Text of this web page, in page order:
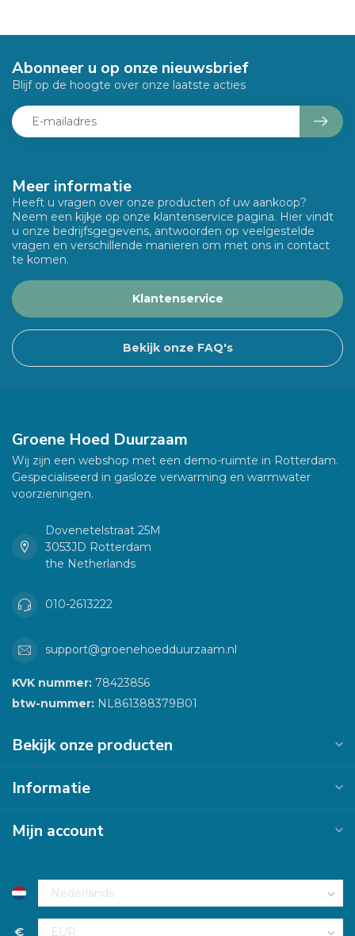
Meer informatie
Heeft u vragen over onze producten of uw aankoop?
Neem een kijkje op onze klantenservice pagina. Hier vindt
u onze bedrijfsgegevens, antwoorden op veelgestelde
vragen en verschillende manieren om met ons in contact
te komen.
Klantenservice
Bekijk onze FAQ's
Abonneer u op onze nieuwsbrief
Blijf op de hoogte over onze laatste acties
Groene Hoed Duurzaam
Wij zijn een webshop met een demo-ruimte in Rotterdam.
Gespecialiseerd in gasloze verwarming en warmwater
voorzieningen.
Dovenetelstraat 25M
3053JD Rotterdam
the Netherlands
010-2613222
support@groenehoedduurzaam.nl
KVK nummer: 78423856
btw-nummer: NL861388379B01
Bekijk onze producten
Informatie
Mijn account
€